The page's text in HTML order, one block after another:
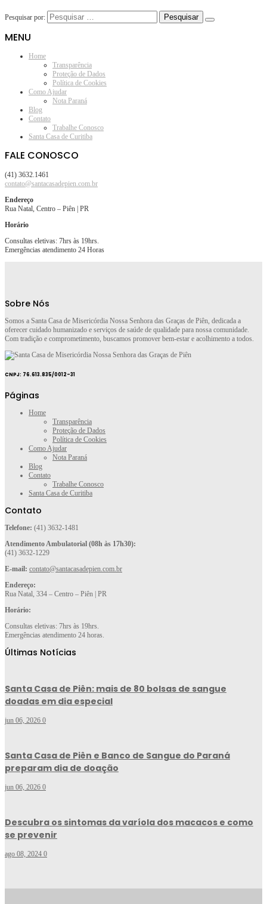
Pesquisar por:
MENU
Home
Transparência
Proteção de Dados
Política de Cookies
Como Ajudar
Nota Paraná
Blog
Contato
Trabalhe Conosco
Santa Casa de Curitiba
FALE CONOSCO
(41) 3632.1461
contato@santacasadepien.com.br
Endereço
Rua Natal, Centro – Piên | PR
Horário
Consultas eletivas: 7hrs às 19hrs.
Emergências atendimento 24 Horas
Sobre Nós
Somos a Santa Casa de Misericórdia Nossa Senhora das Graças de Piên, dedicada a
oferecer cuidado humanizado e serviços de saúde de qualidade para nossa comunidade.
Com tradição e comprometimento, buscamos promover bem-estar e acolhimento a todos.
CNPJ: 76.613.835/0012-31
Páginas
Home
Transparência
Proteção de Dados
Política de Cookies
Como Ajudar
Nota Paraná
Blog
Contato
Trabalhe Conosco
Santa Casa de Curitiba
Contato
Telefone: (41) 3632-1481
Atendimento Ambulatorial (08h às 17h30):
(41) 3632-1229
E-mail: contato@santacasadepien.com.br
Endereço:
Rua Natal, 334 – Centro – Piên | PR
Horário:
Consultas eletivas: 7hrs às 19hrs.
Emergências atendimento 24 horas.
Últimas Notícias
Santa Casa de Piên: mais de 80 bolsas de sangue
doadas em dia especial
jun 06, 2026 0
Santa Casa de Piên e Banco de Sangue do Paraná
preparam dia de doação
jun 06, 2026 0
Descubra os sintomas da varíola dos macacos e como
se prevenir
ago 08, 2024 0